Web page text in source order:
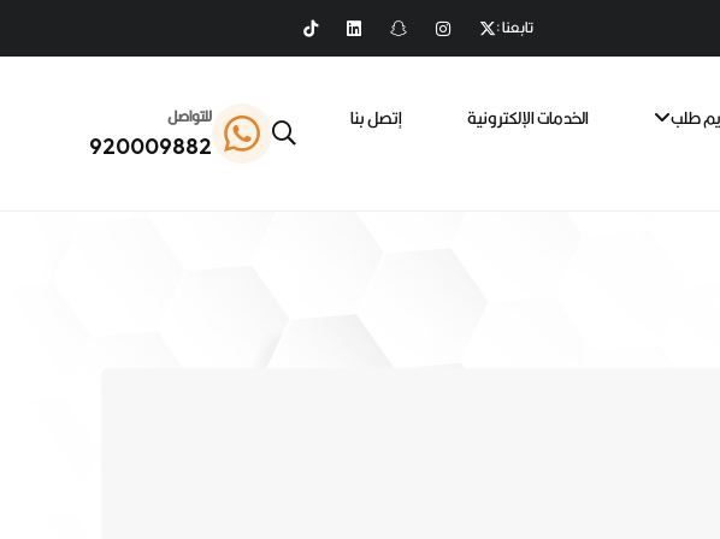
تابعنا :
طلب الخدمات الإلكترونية
إتصل بنا
للتواصل
920009882